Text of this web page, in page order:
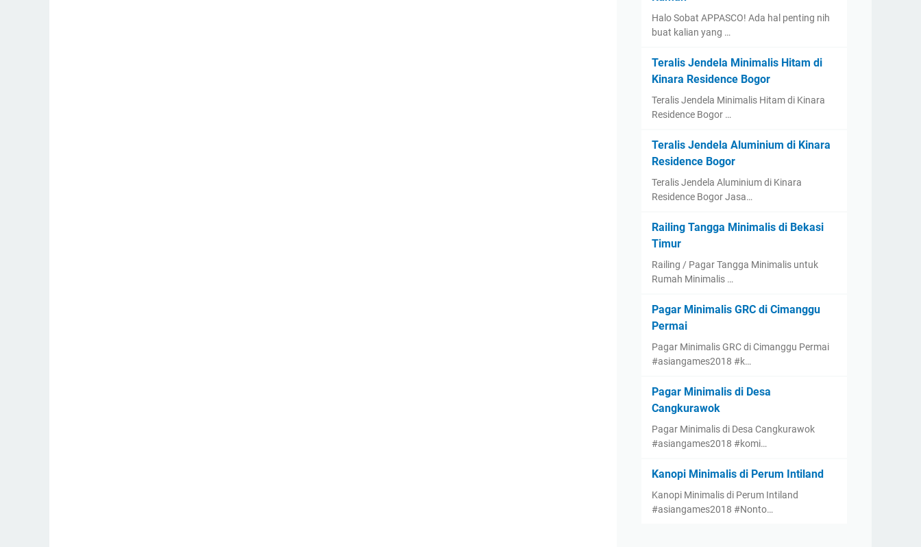
Halo Sobat APPASCO! Ada hal penting nih
buat kalian yang …
Teralis Jendela Minimalis Hitam di
Kinara Residence Bogor
Teralis Jendela Minimalis Hitam di Kinara
Residence Bogor …
Teralis Jendela Aluminium di Kinara
Residence Bogor
Teralis Jendela Aluminium di Kinara
Residence Bogor Jasa…
Railing Tangga Minimalis di Bekasi
Timur
Railing / Pagar Tangga Minimalis untuk
Rumah Minimalis …
Pagar Minimalis GRC di Cimanggu
Permai
Pagar Minimalis GRC di Cimanggu Permai
#asiangames2018 #k…
Pagar Minimalis di Desa
Cangkurawok
Pagar Minimalis di Desa Cangkurawok
#asiangames2018 #komi…
Kanopi Minimalis di Perum Intiland
Kanopi Minimalis di Perum Intiland
#asiangames2018 #Nonto…